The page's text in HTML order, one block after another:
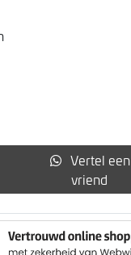
Vertel een
vriend